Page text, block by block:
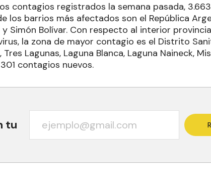
contagios registrados la semana pasada,
los barrios más afectados son el República
y Simón Bolívar. Con respecto al interior
la zona de mayor contagio es el Distrito
Lagunas, Laguna Blanca, Laguna Naineck,
contagios nuevos.
tu